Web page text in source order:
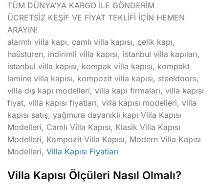
TÜM DÜNYA’YA KARGO İLE GÖNDERİM
ÜCRETSİZ KEŞİF VE FİYAT TEKLİFİ İÇİN HEMEN
ARAYIN!
alarmlı villa kapı, camlı villa kapısı, çelik kapı,
haüsturen, indirimli villa kapısı, istanbul villa kapıları,
istanbul villa kapısı, kompak villa kapısı, kompakt
lamine villa kapısı, kompozit villa kapısı, steeldoors,
villa dış kapı modelleri, villa kapı firmaları, villa kapısı
fiyat, villa kapısı fiyatları, villa kapısı modelleri, villa
kapısı satış, yağmura dayanıklı kapı Villa Kapısı
Modelleri, Camlı Villa Kapısı, Klasik Villa Kapısı
Modelleri, Kompozit Villa Kapısı, Modern Villa Kapısı
Modelleri, Villa Kapısı Fiyatları
Villa Kapısı Ölçüleri Nasıl Olmalı?